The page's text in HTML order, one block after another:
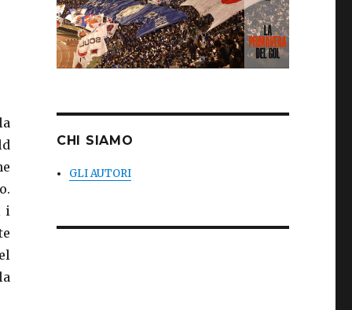
i
CHI SIAMO
GLI AUTORI